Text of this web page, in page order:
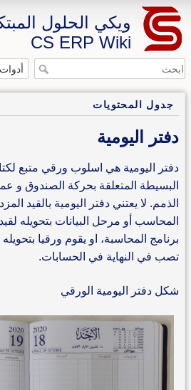
ويكي الحلول
CS ERP Wiki
جدول المحتويات
دفتر اليومية
دفتر اليومية هي اسلوب ورقي متبع
البسيطة المتعلقة بحركة الصندوق و
الذمم. لا يعتني دفتر اليومية بالقيد
المحاسب أو مرحل البيانات بتحويله
برنامج المحاسبة، او يقوم ورقيا
تصب في النهاية في الحسابات.
شكل دفتر اليومية الورقي